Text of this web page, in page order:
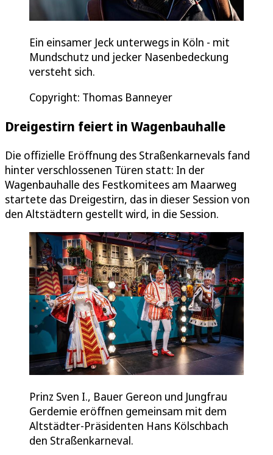
Ein einsamer Jeck unterwegs in Köln - mit
Mundschutz und jecker Nasenbedeckung
versteht sich.
Copyright: Thomas Banneyer
Dreigestirn feiert in Wagenbauhalle
Die offizielle Eröffnung des Straßenkarnevals fand
hinter verschlossenen Türen statt: In der
Wagenbauhalle des Festkomitees am Maarweg
startete das Dreigestirn, das in dieser Session von
den Altstädtern gestellt wird, in die Session.
Prinz Sven I., Bauer Gereon und Jungfrau
Gerdemie eröffnen gemeinsam mit dem
Altstädter-Präsidenten Hans Kölschbach
den Straßenkarneval.